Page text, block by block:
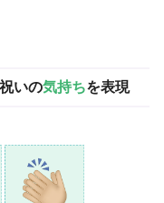
いの気持ちを表現